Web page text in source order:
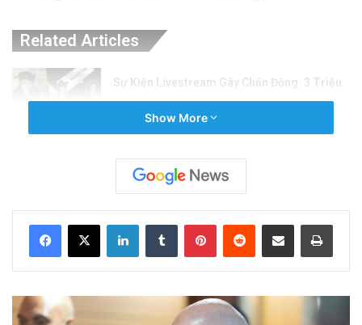
Related Articles
Sự Kiện Livestream Gây Chấn Động: 3 Triệu
Việt Nam!
2 hours ago
Sự Nóng Bỏng Của Chính Quyền Trong Việc
Hệ Lụy
Show More
LinkedInTumblr PinterestReddit Share via Email Print